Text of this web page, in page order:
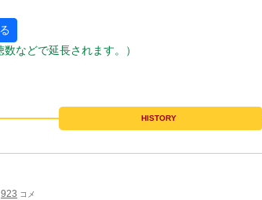
などで延長されます。）
HISTORY
923 コメ